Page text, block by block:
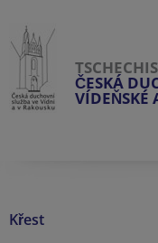
ČESKÁ
VÍDEŇSKÉ
Křest